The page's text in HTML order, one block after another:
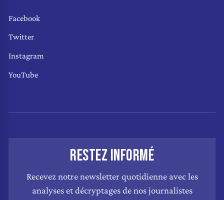
Facebook
Twitter
Instagram
YouTube
RESTEZ INFORMÉ
Recevez notre newsletter quotidienne avec les
analyses et décryptages de nos journalistes